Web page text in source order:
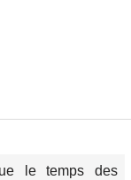
le temps des